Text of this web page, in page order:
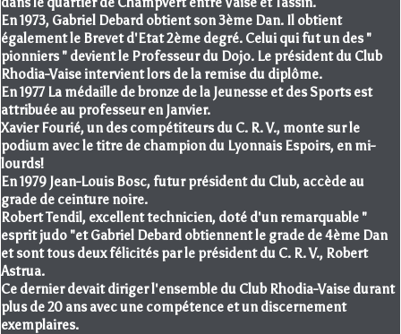
En 1973, Gabriel Debard obtient son 3ème Dan. Il obtient
également le Brevet d'Etat 2ème degré. Celui qui fut un des "
pionniers " devient le Professeur du Dojo. Le président du Club
Rhodia-Vaise intervient lors de la remise du diplôme.
En 1977 La médaille de bronze de la Jeunesse et des Sports est
attribuée au professeur en Janvier.
Xavier Fourié, un des compétiteurs du C. R. V., monte sur le
podium avec le titre de champion du Lyonnais Espoirs, en mi-
lourds!
En 1979 Jean-Louis Bosc, futur président du Club, accède au
grade de ceinture noire.
Robert Tendil, excellent technicien, doté d'un remarquable "
esprit judo "et Gabriel Debard obtiennent le grade de 4ème Dan
et sont tous deux félicités par le président du C. R. V., Robert
Astrua.
Ce dernier devait diriger l'ensemble du Club Rhodia-Vaise durant
plus de 20 ans avec une compétence et un discernement
exemplaires.